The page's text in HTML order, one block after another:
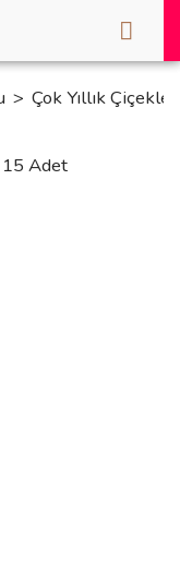
Çok Yıllık Çiçekler